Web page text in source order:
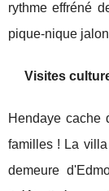
rythme effréné
pique-nique
Visites
Hendaye cache
familles ! La
demeure